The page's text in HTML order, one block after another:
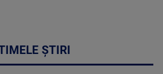
ȘTIRI